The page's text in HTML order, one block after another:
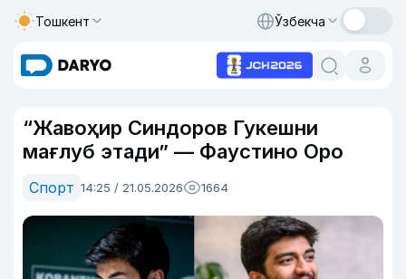
Тошкент Ўзбекча
“Жавоҳир Синдоров Гукешни
мағлуб этади” — Фаустино Оро
Спорт 14:25 / 21.05.2026 1664